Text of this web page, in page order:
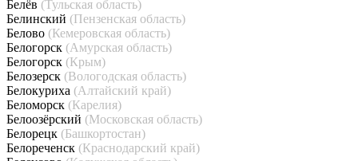
Белёв (Тульская область)
Белинский (Пензенская область)
Белово (Кемеровская область)
Белогорск (Амурская область)
Белогорск (Крым)
Белозерск (Вологодская область)
Белокуриха (Алтайский край)
Беломорск (Карелия)
Белоозёрский (Московская область)
Белорецк (Башкортостан)
Белореченск (Краснодарский край)